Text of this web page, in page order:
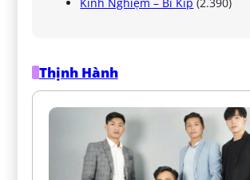
Thịnh Hành